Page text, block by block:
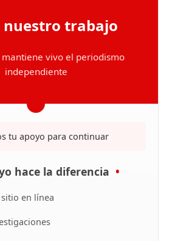
nuestro trabajo
mantiene vivo el periodismo
independiente
tu apoyo para continuar
hace la diferencia
en línea